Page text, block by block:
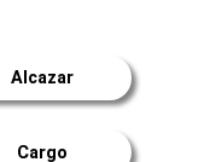
Alcazar
Cargo